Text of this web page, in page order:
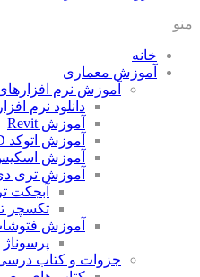
منو
خانه
آموزش معماری
آموزش نرم
دانلود نرم
آموزش Revit
آموزش اتوکد Auto CAD
آموزش
آموزش تری
آبجکت
تکسچر
آموزش
پرسوناژ
جزوات و کتاب